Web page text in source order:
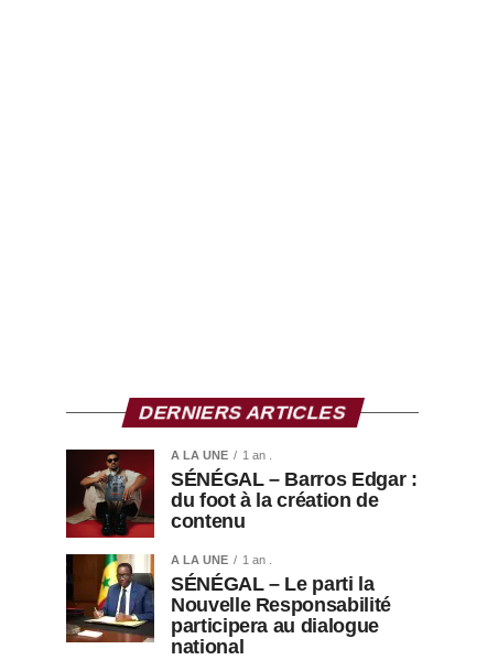
DERNIERS ARTICLES
A LA UNE 1 an .
SÉNÉGAL – Barros Edgar :
du foot à la création de
contenu
A LA UNE 1 an .
SÉNÉGAL – Le parti la
Nouvelle Responsabilité
participera au dialogue
national